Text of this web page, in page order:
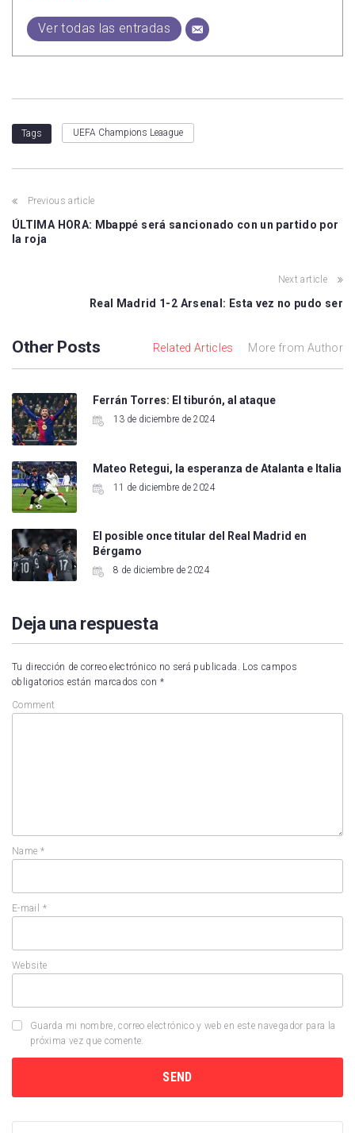
Ver todas las entradas
Tags UEFA Champions Leaague
Previous article
ÚLTIMA HORA: Mbappé será sancionado con un partido por
la roja
Next article
Real Madrid 1-2 Arsenal: Esta vez no pudo ser
Other Posts Related Articles More from Author
Ferrán Torres: El tiburón, al ataque
13 de diciembre de 2024
Mateo Retegui, la esperanza de Atalanta e Italia
11 de diciembre de 2024
El posible once titular del Real Madrid en
Bérgamo
8 de diciembre de 2024
Deja una respuesta
Tu dirección de correo electrónico no será publicada. Los campos
obligatorios están marcados con *
Comment
Name *
E-mail *
Website
Guarda mi nombre, correo electrónico y web en este navegador para la
próxima vez que comente.